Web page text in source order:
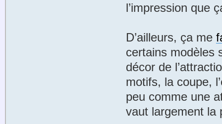
l’impression que
D’ailleurs, ça me
certains modèles
décor de
motifs, la coupe,
peu comme une
vaut largement la